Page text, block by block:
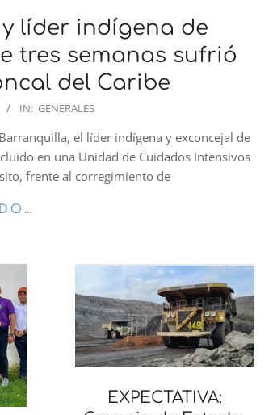
y líder indígena de
tres semanas sufrió
del Caribe
IN: GENERALES
el líder indígena y exconcejal de
en una Unidad de Cuidados Intensivos
frente al corregimiento de
EXPECTATIVA: